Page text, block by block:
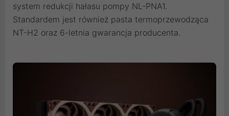
system redukcji hałasu pompy NL-PNA1.
Standardem jest również pasta termoprzewodząca
NT-H2 oraz 6-letnia gwarancja producenta.